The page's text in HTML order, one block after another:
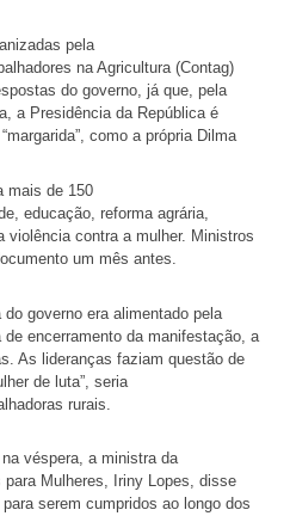
pela
na Agricultura (Contag)
do governo, já que, pela
a Presidência da República é
como a própria Dilma
mais de 150
educação, reforma agrária,
violência contra a mulher. Ministros
um mês antes.
governo era alimentado pela
encerramento da manifestação, a
As lideranças faziam questão de
de luta”, seria
rurais.
véspera, a ministra da
Mulheres, Iriny Lopes, disse
serem cumpridos ao longo dos